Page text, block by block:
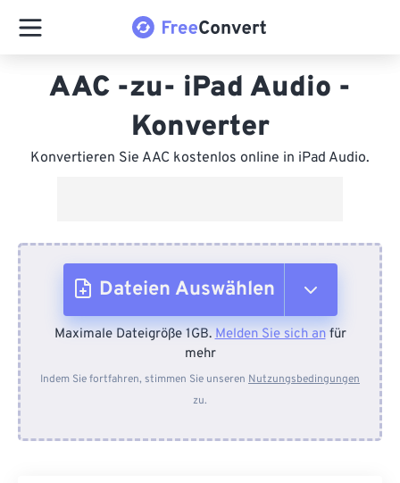
AAC -zu- iPad Audio -
Konverter
Konvertieren Sie AAC kostenlos online in iPad Audio.
Dateien Auswählen
Vom Gerät
Von Dropbox
Maximale Dateigröße 1GB.Melden Sie sich anfür
mehr
Indem Sie fortfahren, stimmen Sie unseren Nutzungsbedingungen
zu.